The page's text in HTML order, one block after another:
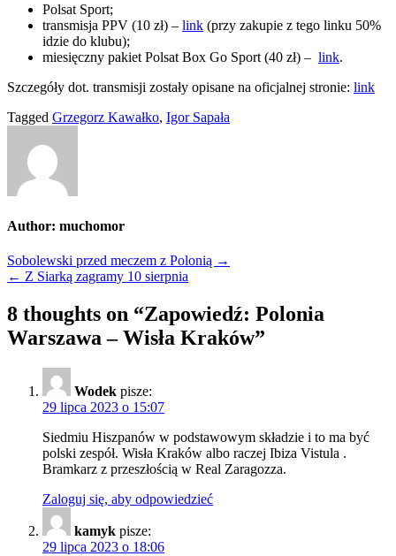
Polsat Sport;
transmisja PPV (10 zł) – link (przy zakupie z tego linku 50%
idzie do klubu);
miesięczny pakiet Polsat Box Go Sport (40 zł) – link.
Szczegóły dot. transmisji zostały opisane na oficjalnej stronie: link
Tagged Grzegorz Kawałko, Igor Sapała
Author: muchomor
Nawigacja
wpisu
Sobolewski przed meczem z Polonią →
← Z Siarką zagramy 10 sierpnia
8 thoughts on “Zapowiedź: Polonia
Warszawa – Wisła Kraków”
Wodek pisze:
29 lipca 2023 o 15:07
Siedmiu Hiszpanów w podstawowym składzie i to ma być
polski zespół. Wisła Kraków albo raczej Ibiza Vistula .
Bramkarz z przeszłością w Real Zaragozza.
Zaloguj się, aby odpowiedzieć
kamyk pisze:
29 lipca 2023 o 18:06